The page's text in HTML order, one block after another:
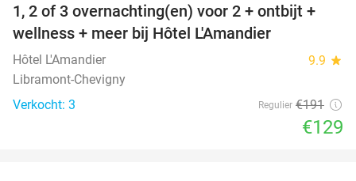
32%
TODAY
1, 2 of 3 overnachting(en) voor 2 + ontbijt +
wellness + meer bij Hôtel L'Amandier
Hôtel L'Amandier 9.9 star
Libramont-Chevigny
Verkocht: 3
Regulier €191
€129